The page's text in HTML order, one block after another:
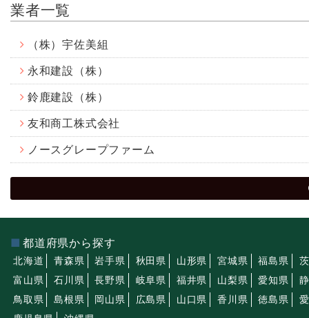
業者一覧
（株）宇佐美組
永和建設（株）
鈴鹿建設（株）
友和商工株式会社
ノースグレープファーム
都道府県から探す
北海道 青森県 岩手県 秋田県 山形県 宮城県 福島県
富山県
石川県 長野県 岐阜県 福井県 山梨県 愛知県
鳥取県
島根県 岡山県 広島県 山口県 香川県 徳島県